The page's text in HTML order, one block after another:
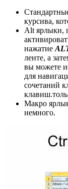
курсива,
Alt ярлыки,
нажатие
ленте, а
вы можете
для
сочетаний
Макро
немного.